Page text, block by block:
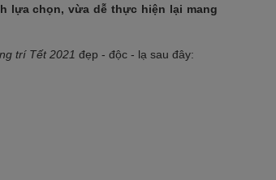
lựa chọn, vừa dễ thực hiện lại mang
trí Tết 2021 đẹp - độc - lạ sau đây: